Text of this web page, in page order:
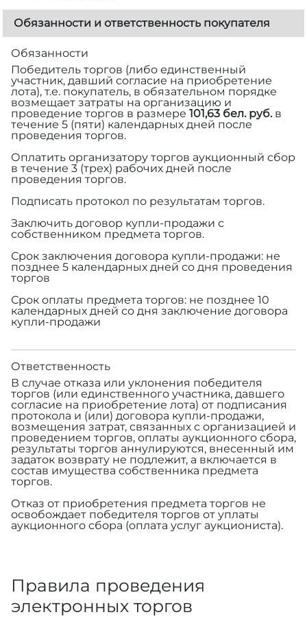
Обязанности и ответственность покупателя
Обязанности
Победитель торгов (либо единственный
участник, давший согласие на приобретение
лота), т.е. покупатель, в обязательном порядке
возмещает затраты на организацию и
проведение торгов в размере 101,63 бел. руб.в
течение 5 (пяти) календарных дней после
проведения торгов.
Оплатить организатору торгов аукционный сбор
в течение 3 (трех) рабочих дней после
проведения торгов.
Подписать протокол по результатам торгов.
Заключить договор купли-продажи с
собственником предмета торгов.
Срок заключения договора купли-продажи: не
позднее 5 календарных дней со дня проведения
торгов
Срок оплаты предмета торгов: не позднее 10
календарных дней со дня заключение договора
купли-продажи
Ответственность
В случае отказа или уклонения победителя
торгов (или единственного участника, давшего
согласие на приобретение лота) от подписания
протокола и (или) договора купли-продажи,
возмещения затрат, связанных с организацией и
проведением торгов, оплаты аукционного сбора,
результаты торгов аннулируются, внесенный им
задаток возврату не подлежит, а включается в
состав имущества собственника предмета
торгов.
Отказ от приобретения предмета торгов не
освобождает победителя торгов от уплаты
аукционного сбора (оплата услуг аукциониста).
Правила проведения
электронных торгов